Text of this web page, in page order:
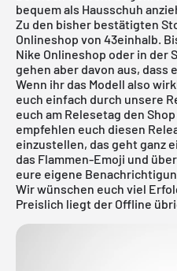
bequem als Hausschuh
Zu den bisher bestätigten
Onlineshop von 43einhalb.
Nike Onlineshop oder in der
gehen aber davon aus, dass
Wenn ihr das Modell also
euch einfach durch unsere
euch am Relesetag den
empfehlen euch diesen
einzustellen, das geht ganz
das Flammen-Emoji und
eure eigene
Wir wünschen euch viel
Preislich liegt der Offline